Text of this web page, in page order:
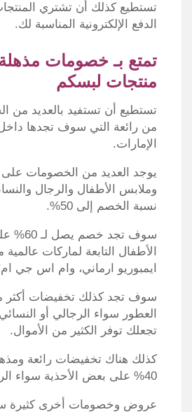
تستطيع كذلك أن تشتري
الدفع الإلكترونية المناسبة لك.
تمتع بـ خصومات
منتجات لبسكم
تستطيع أن تستفيد بالعديد من
من رائعة التي سوف تجدها
الإمارات.
يوجد العديد من الخصومات على
وملابس الأطفال والرجال
نسبة الخصم إلى 50%.
سوف تجد
الأطفال التابعة لماركات عالمية
ايمبوريو ارماني، وام اس جي
سوف تجد كذلك تخفيضات أكثر
العطور سواء الرجالي أو
تجعلك توفر الكثير من الأموال.
كذلك هناك تخفيضات رائعة
40% على بعض الأحذية سواء الرياضية أو النسائية.
عروض وخصومات أخرى كثيرة